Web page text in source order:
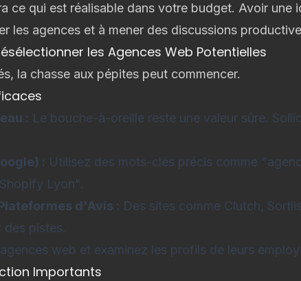
ce qui est réalisable dans votre budget. Avoir une
les agences et à mener des discussions
les Agences Web Potentielles
la chasse aux pépites peut commencer.
: Le bouche-à-oreille reste une valeur sûre.
: Utilisez des mots-clés précis comme
Lyon".
d'Avis : Des sites comme Clutch,
pistes.
web et examinez les profils de leurs
Importants